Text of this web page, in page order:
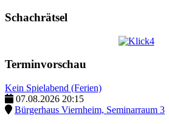
Schachrätsel
Terminvorschau
Kein Spielabend (Ferien)
07.08.2026 20:15
Bürgerhaus Viernheim, Seminarraum 3